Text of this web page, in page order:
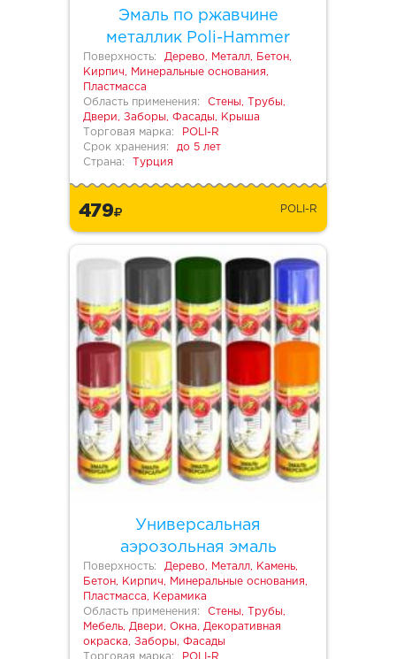
Эмаль по ржавчине
металлик Poli-Hammer
Поверхность:
Дерево, Металл, Бетон,
Кирпич, Минеральные основания,
Пластмасса
Область применения:
Стены, Трубы,
Двери, Заборы, Фасады, Крыша
Торговая марка:
POLI-R
Срок хранения:
до 5 лет
Страна:
Турция
479 POLI-R
Универсальная
аэрозольная эмаль
Поверхность:
Дерево, Металл, Камень,
Бетон, Кирпич, Минеральные основания,
Пластмасса, Керамика
Область применения:
Стены, Трубы,
Мебель, Двери, Окна, Декоративная
окраска, Заборы, Фасады